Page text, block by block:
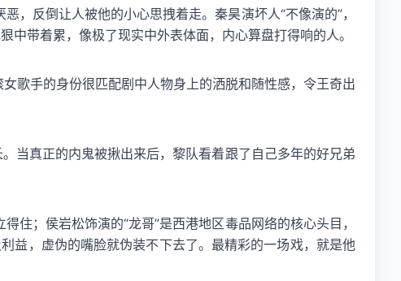
反倒让人被他的小心思拽着走。秦昊演坏人“不像演的”，
带着累，像极了现实中外表体面，内心算盘打得响的人。
歌手的身份很匹配剧中人物身上的洒脱和随性感，令王奇出
当真正的内鬼被揪出来后，黎队看着跟了自己多年的好兄弟
；侯岩松饰演的“龙哥”是西港地区毒品网络的核心头目，
益，虚伪的嘴脸就伪装不下去了。最精彩的一场戏，就是他